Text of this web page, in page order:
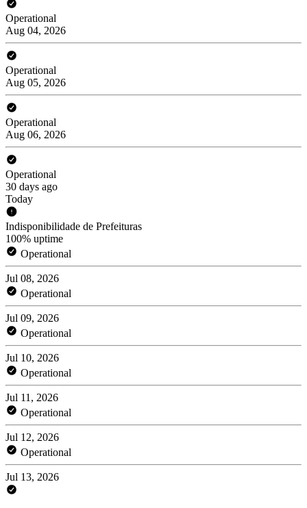
Operational
Aug 04, 2026
Operational
Aug 05, 2026
Operational
Aug 06, 2026
Operational
30 days ago
Today
Indisponibilidade de Prefeituras
100% uptime
Operational
Jul 08, 2026
Operational
Jul 09, 2026
Operational
Jul 10, 2026
Operational
Jul 11, 2026
Operational
Jul 12, 2026
Operational
Jul 13, 2026